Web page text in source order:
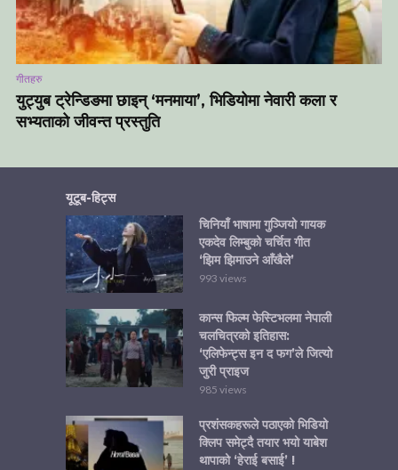
गीतहरु
युट्युब ट्रेन्डिङमा छाइन् ‘मनमाया’, भिडियोमा नेवारी कला र
सभ्यताको जीवन्त प्रस्तुति
यूटूब-हिट्स
चिनियाँ भाषामा गुञ्जियो गायक
एकदेव लिम्बुको चर्चित गीत
‘झिम झिमाउने आँखैले’
993 views
कान्स फिल्म फेस्टिभलमा नेपाली
चलचित्रको इतिहास:
‘एलिफेन्ट्स इन द फग’ले जित्यो
जुरी प्राइज
985 views
प्रशंसकहरूले पठाएको भिडियो
क्लिप समेट्दै तयार भयो याबेश
थापाको ‘हेराई बसाई’ !